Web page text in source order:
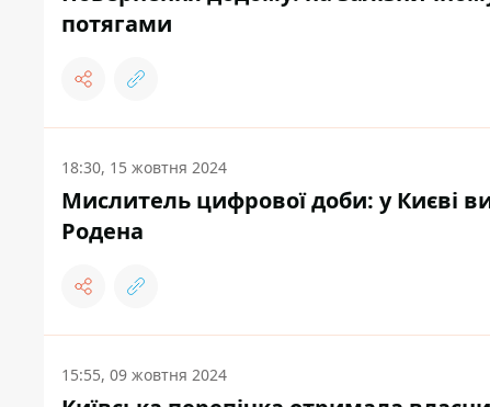
потягами
18:30, 15 жовтня 2024
Мислитель цифрової доби: у Києві
Родена
15:55, 09 жовтня 2024